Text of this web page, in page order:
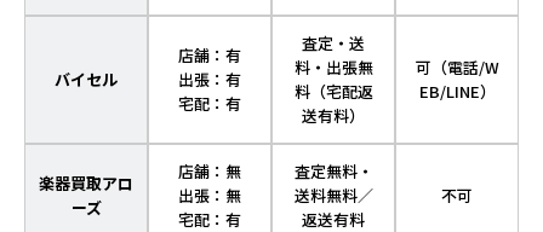
バイセル
店舗：有
出張：有
宅配：有
査定・送
料・出張無
料（宅配返
送有料）
可（電話/W
EB/LINE）
楽器買取アロ
ーズ
店舗：無
出張：無
宅配：有
査定無料・
送料無料／
返送有料
不可